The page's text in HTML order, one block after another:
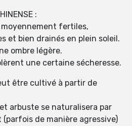
:
fertiles,
et bien drainés en plein soleil.
ombre légère.
une certaine sécheresse.
être cultivé à partir de
arbuste se naturalisera par
de manière agressive)